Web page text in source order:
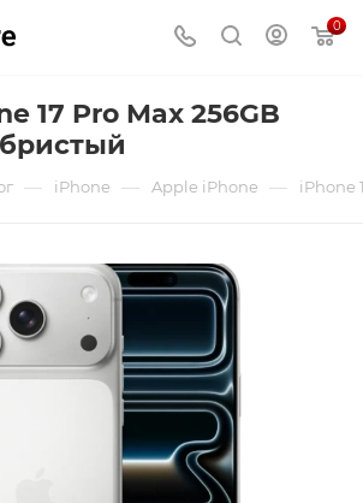
0
17 Pro Max 256GB
— iPhone — Apple iPhone — iPhone